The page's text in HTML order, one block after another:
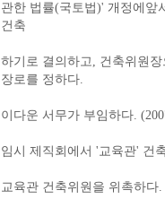
관한 법률(국토법)' 개정에앞
건축
하기로 결의하고, 건축위원장
장로를 정하다.
이다운 서무가 부임하다.
임시 제직회에서 '교육관' 건
교육관 건축위원을 위촉하다.